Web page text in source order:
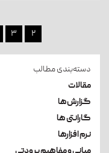
۲ ۳
دسته‌بندی مطالب
مقالات
گزارش‌ها
گارانتی ها
نرم افزارها